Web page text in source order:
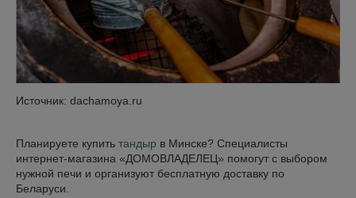
Источник: dachamoya.ru
Планируете купить тандыр в Минске? Специалисты
интернет-магазина «ДОМОВЛАДЕЛЕЦ» помогут с выбором
нужной печи и организуют бесплатную доставку по
Беларуси.